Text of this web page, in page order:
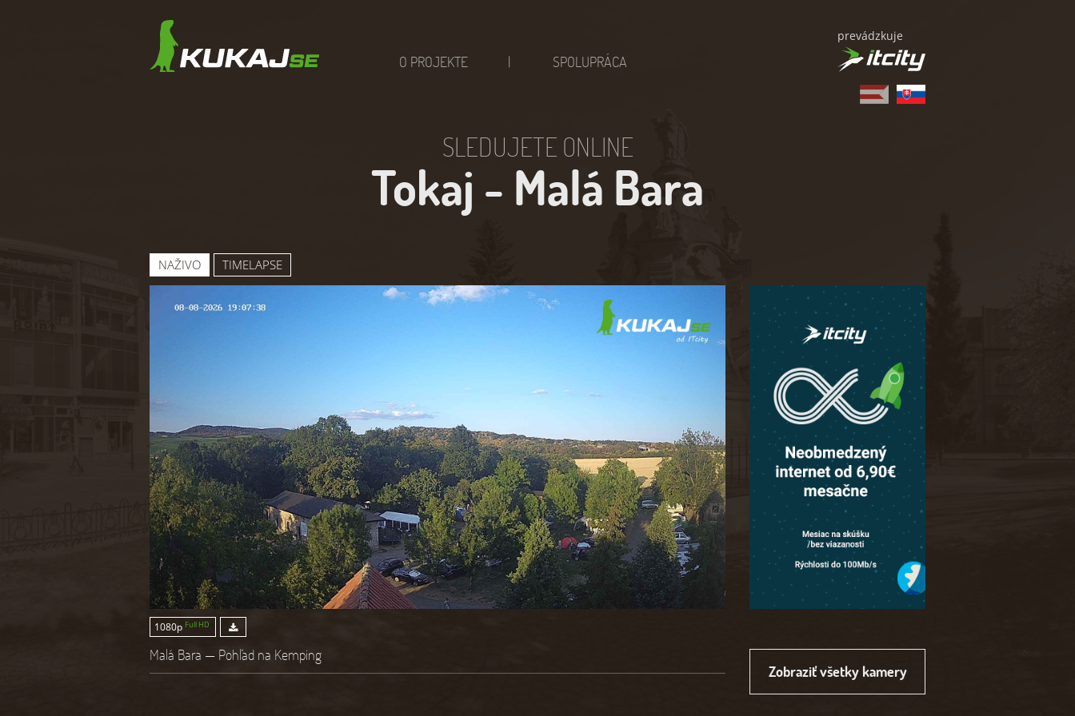
O PROJEKTE SPOLUPRÁCA
prevádzkuje
SLEDUJETE ONLINE
Tokaj - Malá Bara
NAŽIVO TIMELAPSE
1080p Full HD
Malá Bara — Pohľad na Kemping
Zobraziť všetky kamery